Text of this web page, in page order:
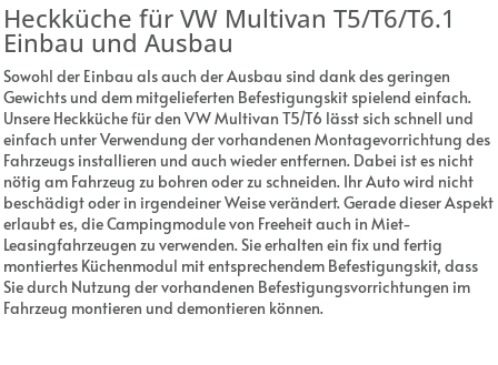
Heckküche für VW Multivan T5/T6/T6.1
Einbau und Ausbau
Sowohl der Einbau als auch der Ausbau sind dank des geringen
Gewichts und dem mitgelieferten Befestigungskit spielend einfach.
Unsere Heckküche für den VW Multivan T5/T6 lässt sich schnell und
einfach unter Verwendung der vorhandenen Montagevorrichtung des
Fahrzeugs installieren und auch wieder entfernen. Dabei ist es nicht
nötig am Fahrzeug zu bohren oder zu schneiden. Ihr Auto wird nicht
beschädigt oder in irgendeiner Weise verändert. Gerade dieser Aspekt
erlaubt es, die Campingmodule von Freeheit auch in Miet-
Leasingfahrzeugen zu verwenden. Sie erhalten ein fix und fertig
montiertes Küchenmodul mit entsprechendem Befestigungskit, dass
Sie durch Nutzung der vorhandenen Befestigungsvorrichtungen im
Fahrzeug montieren und demontieren können.